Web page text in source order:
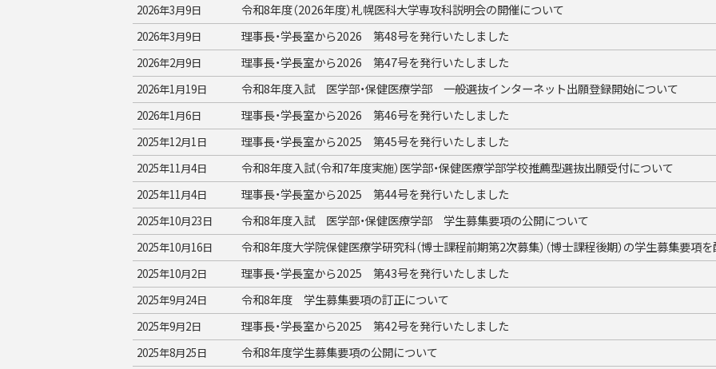
2026年3月9日 令和8年度（2026年度）札幌医科大学専攻科説明会の開催について
2026年3月9日 理事長・学長室から2026 第48号を発行いたしました
2026年2月9日 理事長・学長室から2026 第47号を発行いたしました
2026年1月19日 令和8年度入試 医学部・保健医療学部 一般選抜インターネット出願登録開始について
2026年1月6日 理事長・学長室から2026 第46号を発行いたしました
2025年12月1日 理事長・学長室から2025 第45号を発行いたしました
2025年11月4日 令和8年度入試（令和7年度実施）医学部・保健医療学部学校推薦型選抜出願受付について
2025年11月4日 理事長・学長室から2025 第44号を発行いたしました
2025年10月23日 令和8年度入試 医学部・保健医療学部 学生募集要項の公開について
2025年10月16日 令和8年度大学院保健医療学研究科（博士課程前期第2次募集）（博士課程後期）の学生募集要項
2025年10月2日 理事長・学長室から2025 第43号を発行いたしました
2025年9月24日 令和8年度 学生募集要項の訂正について
2025年9月2日 理事長・学長室から2025 第42号を発行いたしました
2025年8月25日 令和8年度学生募集要項の公開について